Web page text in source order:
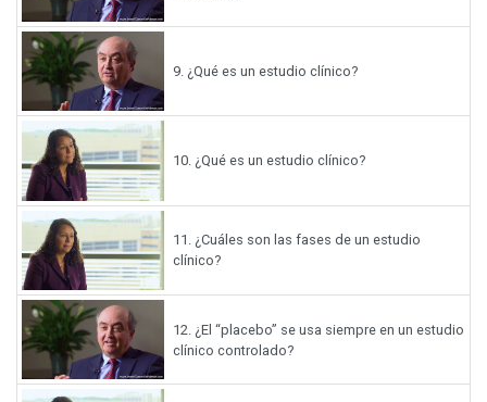
9. ¿Qué es un estudio clínico?
10.¿Qué es un estudio clínico?
11.¿Cuáles son las fases de un estudio
clínico?
12. ¿El “placebo” se usa siempre en un estudio
clínico controlado?